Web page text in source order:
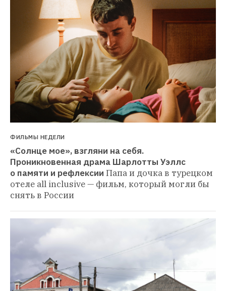
ФИЛЬМЫ НЕДЕЛИ
«Солнце мое», взгляни на себя.
Проникновенная драма Шарлотты Уэллс
о памяти и рефлексии Папа и дочка в турецком
отеле all inclusive — фильм, который могли бы
снять в России